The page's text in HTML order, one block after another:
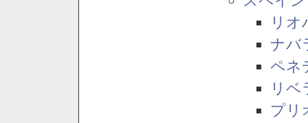
リオ
ナバ
ペネ
リベ
プリ